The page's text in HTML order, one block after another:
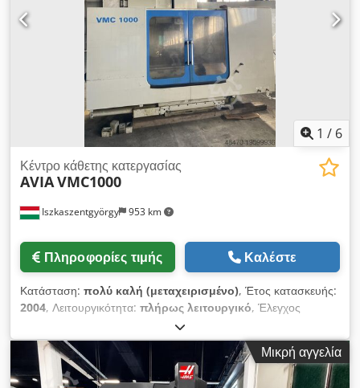
1 / 6
Iszkaszentgyörgy 953 km
Κέντρο κάθετης κατεργασίας
AVIAVMC1000
Πληροφορίες τιμής Καλέστε
Κατάσταση: πολύ καλή (μεταχειρισμένο), Έτος κατασκευής:
2004, Λειτουργικότητα: πλήρως λειτουργικό, Έλεγχος
HEIDENHAIN iTNC 530 Διαστάσεις τραπεζιού: 1200 x 540 mm
Φορτίο τραπεζιού: 1000 kg Διαδρομή X: 1000 mm Διαδρομή Y:
540 mm Διαδρομή Z: 620 mm Crjdpfxsw Afwas Alasf
Απόσταση μεταξύ ατράκτου και επιφάνειας τραπεζιού: 150 –
Μικρή αγγελία